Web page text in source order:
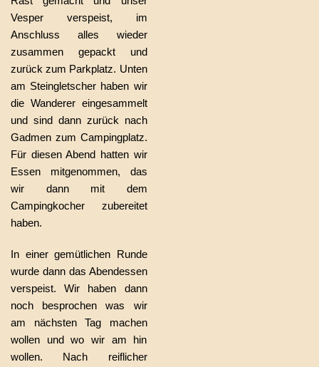
Vesper verspeist, im
Anschluss alles wieder
zusammen gepackt und
zurück zum Parkplatz. Unten
am Steingletscher haben wir
die Wanderer eingesammelt
und sind dann zurück nach
Gadmen zum Campingplatz.
Für diesen Abend hatten wir
Essen mitgenommen, das
wir dann mit dem
Campingkocher zubereitet
haben.
In einer gemütlichen Runde
wurde dann das Abendessen
verspeist. Wir haben dann
noch besprochen was wir
am nächsten Tag machen
wollen und wo wir am hin
wollen. Nach reiflicher